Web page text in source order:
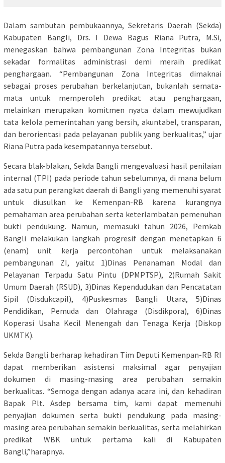
Dalam sambutan pembukaannya, Sekretaris Daerah (Sekda)
Kabupaten Bangli, Drs. I Dewa Bagus Riana Putra, M.Si,
menegaskan bahwa pembangunan Zona Integritas bukan
sekadar formalitas administrasi demi meraih predikat
penghargaan. “Pembangunan Zona Integritas dimaknai
sebagai proses perubahan berkelanjutan, bukanlah semata-
mata untuk memperoleh predikat atau penghargaan,
melainkan merupakan komitmen nyata dalam mewujudkan
tata kelola pemerintahan yang bersih, akuntabel, transparan,
dan berorientasi pada pelayanan publik yang berkualitas,” ujar
Riana Putra pada kesempatannya tersebut.
Secara blak-blakan, Sekda Bangli mengevaluasi hasil penilaian
internal (TPI) pada periode tahun sebelumnya, di mana belum
ada satu pun perangkat daerah di Bangli yang memenuhi syarat
untuk diusulkan ke Kemenpan-RB karena kurangnya
pemahaman area perubahan serta keterlambatan pemenuhan
bukti pendukung. Namun, memasuki tahun 2026, Pemkab
Bangli melakukan langkah progresif dengan menetapkan 6
(enam) unit kerja percontohan untuk melaksanakan
pembangunan ZI, yaitu: 1)Dinas Penanaman Modal dan
Pelayanan Terpadu Satu Pintu (DPMPTSP), 2)Rumah Sakit
Umum Daerah (RSUD), 3)Dinas Kependudukan dan Pencatatan
Sipil (Disdukcapil), 4)Puskesmas Bangli Utara, 5)Dinas
Pendidikan, Pemuda dan Olahraga (Disdikpora), 6)Dinas
Koperasi Usaha Kecil Menengah dan Tenaga Kerja (Diskop
UKMTK).
Sekda Bangli berharap kehadiran Tim Deputi Kemenpan-RB RI
dapat memberikan asistensi maksimal agar penyajian
dokumen di masing-masing area perubahan semakin
berkualitas. “Semoga dengan adanya acara ini, dan kehadiran
Bapak Plt. Asdep bersama tim, kami dapat memenuhi
penyajian dokumen serta bukti pendukung pada masing-
masing area perubahan semakin berkualitas, serta melahirkan
predikat WBK untuk pertama kali di Kabupaten
Bangli,”harapnya.